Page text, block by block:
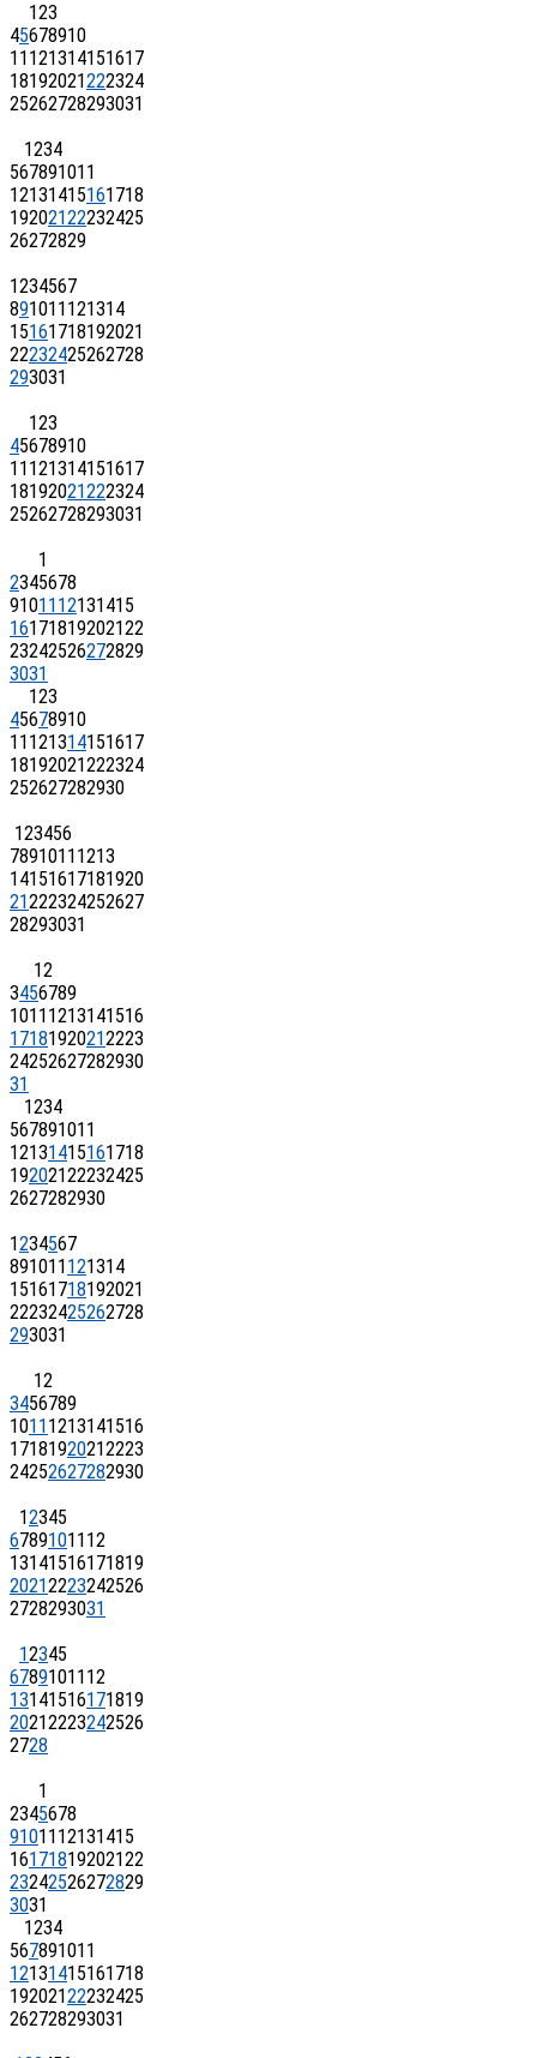
123
45678910
11121314151617
18192021222324
25262728293031
1234
567891011
12131415161718
19202122232425
26272829
1234567
891011121314
15161718192021
22232425262728
293031
123
45678910
11121314151617
18192021222324
25262728293031
1
2345678
9101112131415
16171819202122
23242526272829
3031
123
45678910
11121314151617
18192021222324
252627282930
123456
78910111213
14151617181920
21222324252627
28293031
12
3456789
10111213141516
17181920212223
24252627282930
31
1234
567891011
12131415161718
19202122232425
2627282930
1234567
891011121314
15161718192021
22232425262728
293031
12
3456789
10111213141516
17181920212223
24252627282930
12345
6789101112
13141516171819
20212223242526
2728293031
12345
6789101112
13141516171819
20212223242526
2728
1
2345678
9101112131415
16171819202122
23242526272829
3031
1234
567891011
12131415161718
19202122232425
262728293031